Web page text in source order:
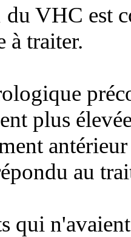
du VHC est
à traiter.
plus
au
qui